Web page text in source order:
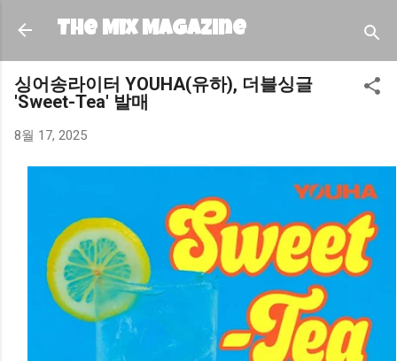
기본 콘텐츠로 건너뛰기
The MIX Magazine
싱어송라이터 YOUHA(유하), 더블싱글
'Sweet-Tea' 발매
8월 17, 2025